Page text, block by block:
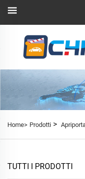
Home> Prodotti >
TUTTI I PRODOTTI